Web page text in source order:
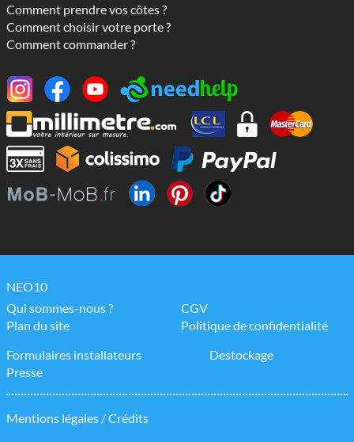
Comment prendre vos côtes ?
Comment choisir votre porte ?
Comment commander ?
NEO10
Qui sommes-nous ?
Plan du site
CGV
Politique de confidentialité
Formulaires installateurs
Presse
Destockage
Mentions légales / Crédits